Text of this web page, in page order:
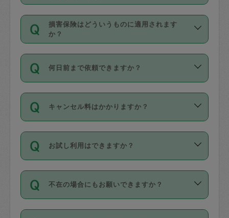
能です。依頼送信後、個別にタスカジさ
んにメッセージを送り調整してくださ
い。ただし、２時間を越えての調整はで
時間も被らない場合、損害保険の対象外
基本的に、高所での作業や危険作業、屋
外での作業は対象外です。
育園や学校の給食やレストランで料理関
係の専門職に従事されていた方、日本で
すでにハウスキーパーや英語の先生とし
てお仕事をしているフィリピン出身の
社員など様々なバックグラウンドの方が
登録しています。
日本語も話せる方など様々です。
ールに記載していますので、各自の得意
を依頼してください。
応募の際に、各自事務局との面接と説明
を行っています。その後、身分証明書の
写真提出をしていただいています。外国
確認しています。タスカジさんトレーニ
ング動画を使ったセルフトレーニングの
現場トライアルを受け、合格したタスカ
ジさんが活動されています。
※テストセンターの講評は１件目のレビュ
参考
【詳細】タスカジさんの登録に際
損害保険はどういうものに適用されます
か？
依頼者とタスカジさんとの間でタスカジ
を通して成立した作業時間内での作業に
適用されます。作業範囲は、掃除、洗
です。作業中に物を壊したり、人にけが
をさせたりした場合が対象で、補償金額
す。
写真を撮り、
何日前まで依頼できますか？
ご依頼は、現在を起点に3日後（72時間
以降）の日時から受付可能となっていま
す。
タスカジさんへ「募集」をかけることが
可能です。
キャンセル料はかかりますか？
キャンセル料には、以下の2種類がありま
す。
1. 直前キャンセル（定期、スポット契約
共通）
お試し利用はできますか？
「お試し利用」というメニューはありま
せんが、「一回のみ」依頼を活用するこ
とによって、気に入ったタスカジさんを
不在の場合にもお願いできますか？
不在の場合の作業はタスカジさんの同意